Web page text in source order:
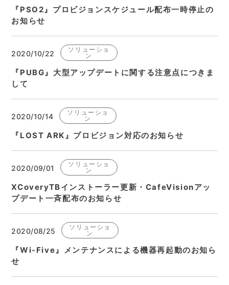
『PSO2』プロビジョンスケジュール配布一時停止の
お知らせ
2020/10/22
ソリューショ
ン
『PUBG』大型アップデートに関する注意点につきま
して
2020/10/14
ソリューショ
ン
『LOST ARK』プロビジョン対応のお知らせ
2020/09/01
ソリューショ
ン
XCoveryTBインストーラー更新・CafeVisionアッ
プデート一斉配布のお知らせ
2020/08/25
ソリューショ
ン
『Wi-Five』メンテナンスによる機器再起動のお知ら
せ